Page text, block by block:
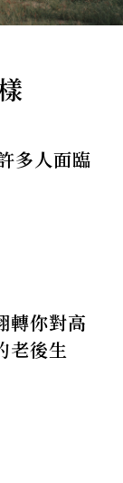
多人面臨
轉你對高
老後生